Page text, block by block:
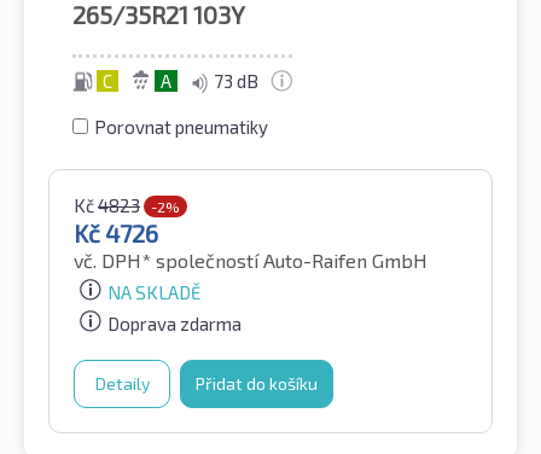
265/35R21 103Y
C A 73 dB
Porovnat pneumatiky
Kč4823 -2%
Kč4726
vč. DPH* společností Auto-Raifen GmbH
NA SKLADĚ
Doprava zdarma
Detaily Přidat do košíku